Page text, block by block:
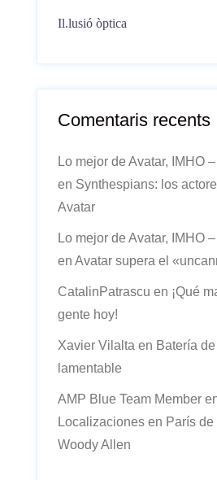
Il.lusió òptica
Comentaris recents
Lo mejor de Avatar, IMHO
en Synthespians: los
Avatar
Lo mejor de Avatar, IMHO
en Avatar supera el
CatalinPatrascu en ¡Qué
gente hoy!
Xavier Vilalta en Batería
lamentable
AMP Blue Team Member
Localizaciones en París
Woody Allen